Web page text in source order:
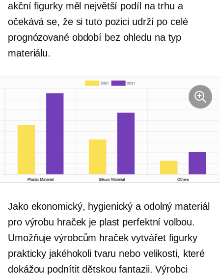
akční figurky měl největší podíl na trhu a
očekává se, že si tuto pozici udrží po celé
prognózované období bez ohledu na typ
materiálu.
Jako ekonomický, hygienický a odolný materiál
pro výrobu hraček je plast perfektní volbou.
Umožňuje výrobcům hraček vytvářet figurky
prakticky jakéhokoli tvaru nebo velikosti, které
dokážou podnítit dětskou fantazii. Výrobci